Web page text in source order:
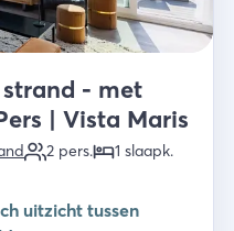
- met
| Vista Maris
2 pers. 1 slaapk.
uitzicht tussen